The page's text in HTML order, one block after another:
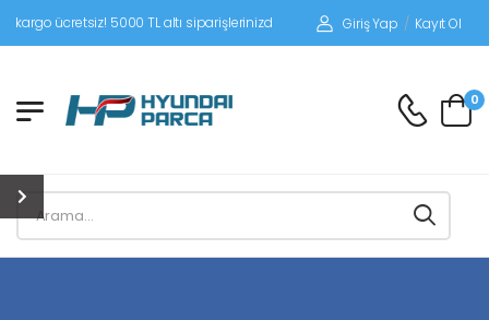
5000 TL altı siparişlerinizde siparişleriniz alıcı ödemeli gönderilir.
Giriş Yap / Kayıt Ol
0